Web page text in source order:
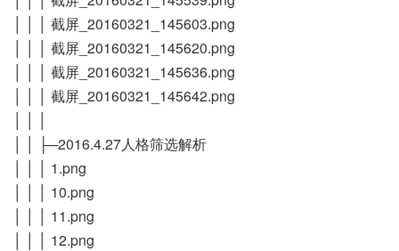
│ │ │ 截屏_20160321_145603.png
│ │ │ 截屏_20160321_145620.png
│ │ │ 截屏_20160321_145636.png
│ │ │ 截屏_20160321_145642.png
│ │ ├─2016.4.27人格筛选解析
│ │ │ 1.png
│ │ │ 10.png
│ │ │ 11.png
│ │ │ 12.png